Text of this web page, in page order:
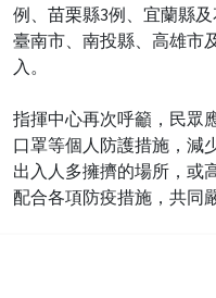
例、苗栗縣3例、宜蘭縣
臺南市、南投縣、高雄市
入。
指揮中心再次呼籲，民眾
口罩等個人防護措施，減
出入人多擁擠的場所，或
配合各項防疫措施，共同